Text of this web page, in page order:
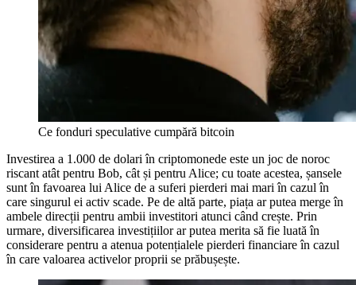
Ce fonduri speculative cumpără bitcoin
Investirea a 1.000 de dolari în criptomonede este un joc de noroc
riscant atât pentru Bob, cât și pentru Alice; cu toate acestea, șansele
sunt în favoarea lui Alice de a suferi pierderi mai mari în cazul în
care singurul ei activ scade. Pe de altă parte, piața ar putea merge în
ambele direcții pentru ambii investitori atunci când crește. Prin
urmare, diversificarea investițiilor ar putea merita să fie luată în
considerare pentru a atenua potențialele pierderi financiare în cazul
în care valoarea activelor proprii se prăbușește.